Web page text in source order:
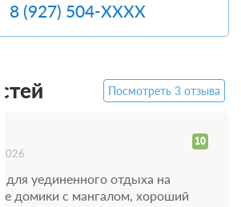
8 (927) 504-XXXX
Посмотреть 3 отзыва
10
2026
для уединенного отдыха на
домики с мангалом, хороший